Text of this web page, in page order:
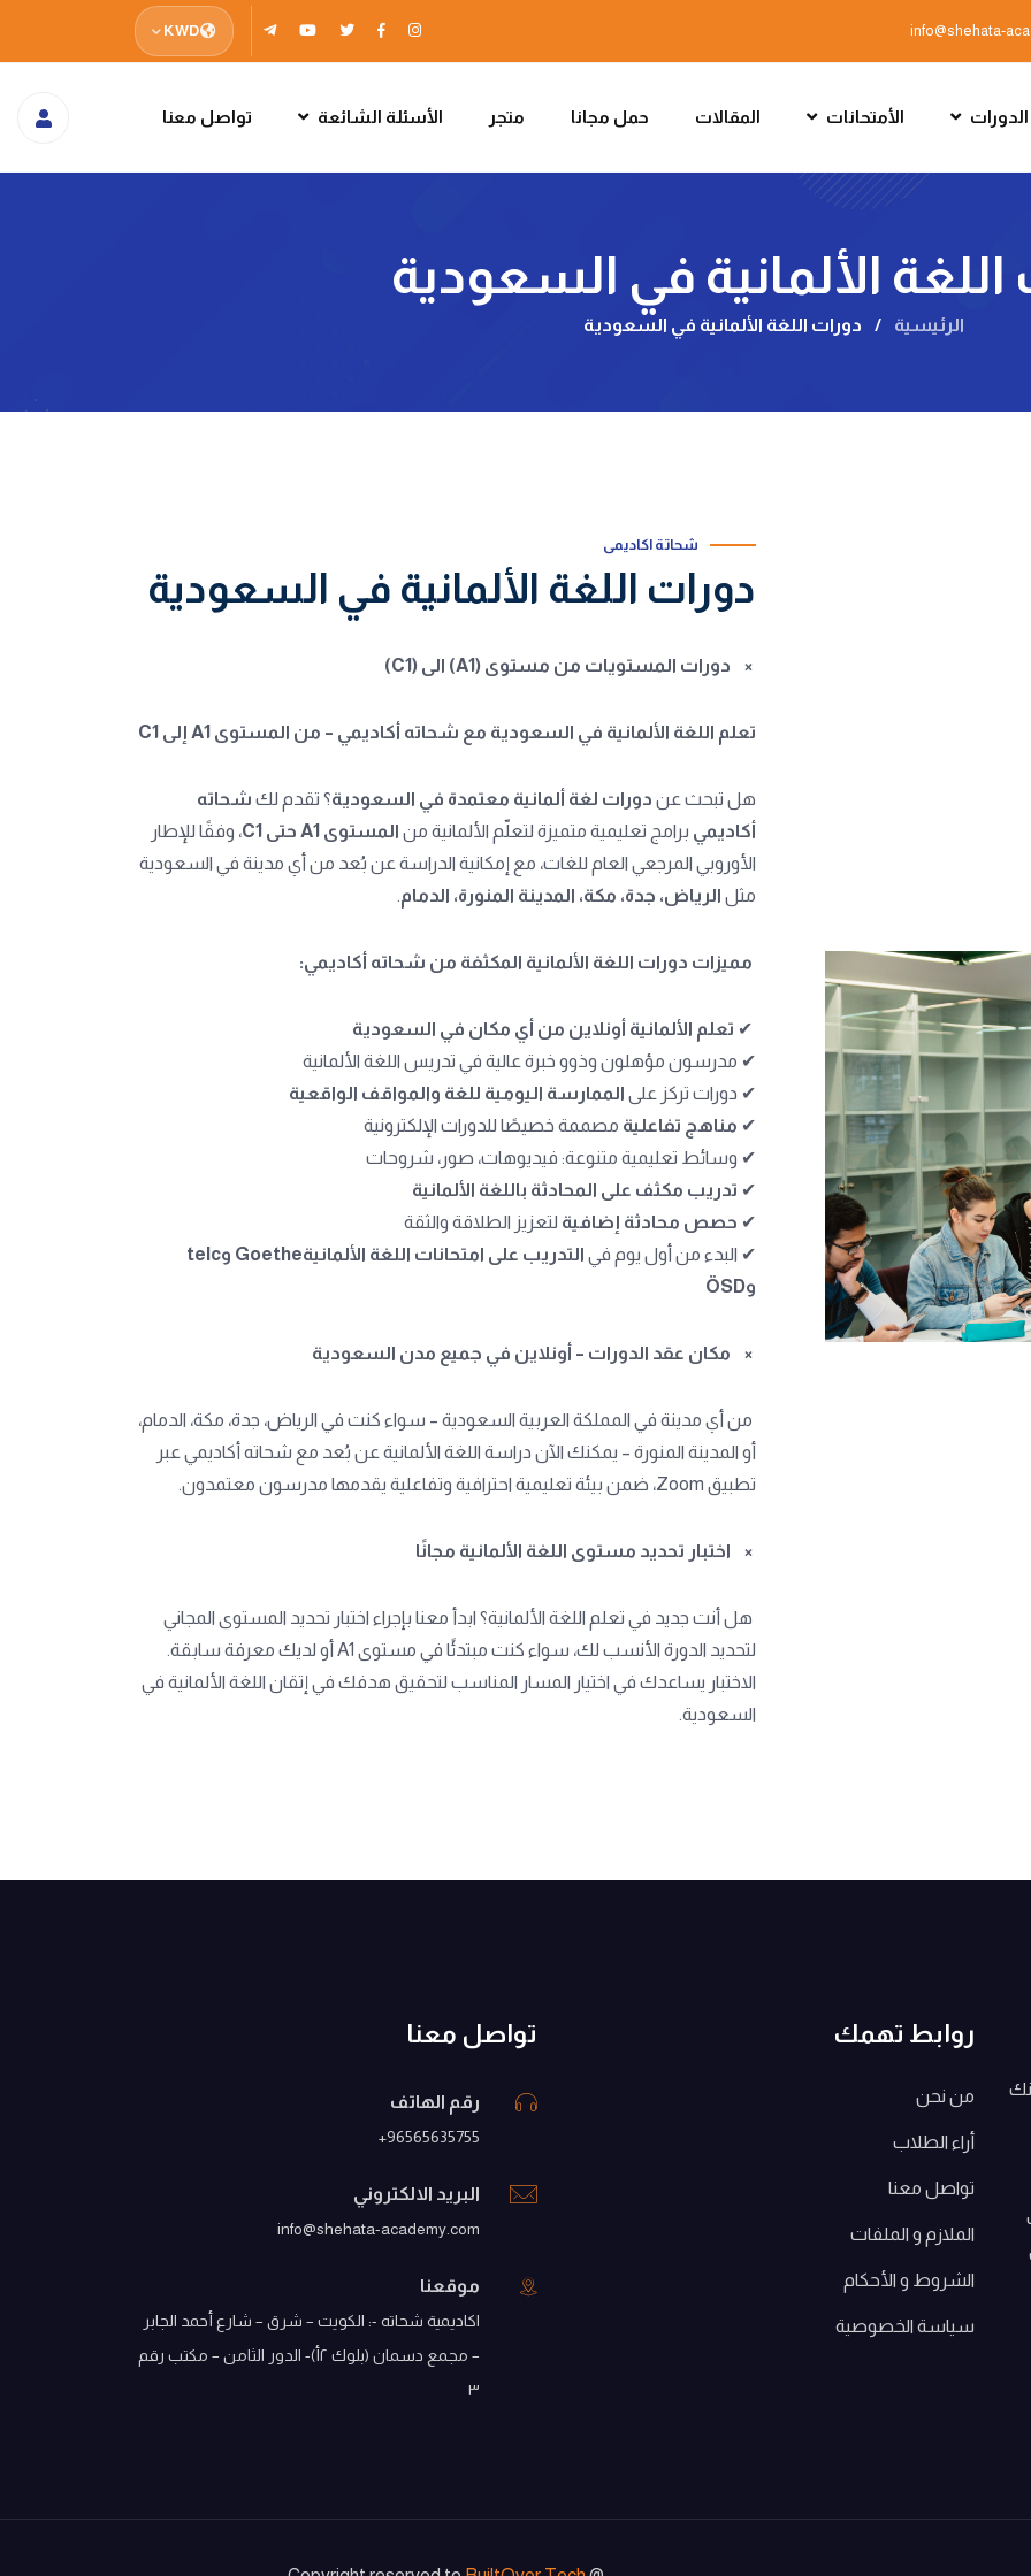
info@shehata-
KWD
الدورات الأمتحانات المقالات حمل مجانا متجر الأسئلة الشائعة تواصل معنا
الألمانية في السعودية
الرئيسية / دورات اللغة الألمانية في السعودية
شحاتة اكاديمى
دورات اللغة الألمانية في السعودية
× دورات المستويات من مستوى (A1) الى (C1)
تعلم اللغة الألمانية في السعودية مع شحاته أكاديمي – من المستوى A1 إلى C1
هل تبحث عن دورات لغة ألمانية معتمدة في السعودية؟ تقدم لك شحاته
أكاديمي برامج تعليمية متميزة لتعلّم الألمانية من المستوى A1 حتى C1
، وفقًا للإطار
الأوروبي المرجعي العام للغات، مع إمكانية الدراسة عن بُعد من أي مدينة في السعودية
مثل الرياض، جدة، مكة، المدينة المنورة، الدمام.
مميزات دورات اللغة الألمانية المكثفة من شحاته أكاديمي:
✔ تعلم الألمانية أونلاين من أي مكان في السعودية
✔ مدرسون مؤهلون وذوو خبرة عالية في تدريس اللغة الألمانية
✔ دورات تركز على الممارسة اليومية للغة والمواقف الواقعية
✔ مناهج تفاعلية مصممة خصيصًا للدورات الإلكترونية
✔ وسائط تعليمية متنوعة: فيديوهات، صور، شروحات
✔ تدريب مكثف على المحادثة باللغة الألمانية
✔ حصص محادثة إضافية لتعزيز الطلاقة والثقة
✔ البدء من أول يوم في
وÖSD
× مكان عقد الدورات – أونلاين في جميع مدن السعودية
من أي مدينة في المملكة العربية السعودية – سواء كنت في الرياض، جدة، مكة، الدمام،
أو المدينة المنورة – يمكنك الآن دراسة اللغة الألمانية عن بُعد مع شحاته أكاديمي عبر
تطبيق Zoom، ضمن بيئة تعليمية احترافية وتفاعلية يقدمها مدرسون معتمدون.
× اختبار تحديد مستوى اللغة الألمانية مجانًا
هل أنت جديد في تعلم اللغة الألمانية؟ ابدأ معنا بإجراء اختبار تحديد المستوى المجاني
لتحديد الدورة الأنسب لك، سواء كنت مبتدئًا في مستوى A1 أو لديك معرفة سابقة.
الاختبار يساعدك في اختيار المسار المناسب لتحقيق هدفك في إتقان اللغة الألمانية في
السعودية.
روابط تهمك
من نحن
أراء الطلاب
تواصل معنا
الملازم و الملفات
الشروط و الأحكام
سياسة الخصوصية
تواصل معنا
رقم الهاتف
96565635755+
البريد الالكتروني
info@shehata-academy.com
موقعنا
اكاديمية شحاته -: الكويت – شرق – شارع أحمد الجابر
– مجمع دسمان (بلوك ٢أ)- الدور الثامن – مكتب رقم
٣